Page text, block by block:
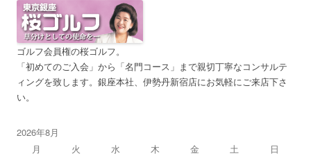
ゴルフ会員権の桜ゴルフ。
「初めてのご入会」から「名門コース」まで親切丁寧なコンサルテ
ィングを致します。銀座本社、伊勢丹新宿店にお気軽にご来店下さ
い。
2026年8月
月
火 水 木 金 土
日